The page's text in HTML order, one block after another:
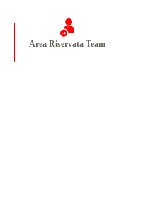
Area Riservata Team